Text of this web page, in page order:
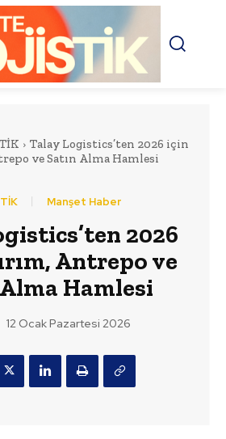
Talay Logistics’ten 2026 için
ve Satın Alma Hamlesi
Manşet Haber
2026
Antrepo ve
Hamlesi
12 Ocak Pazartesi 2026